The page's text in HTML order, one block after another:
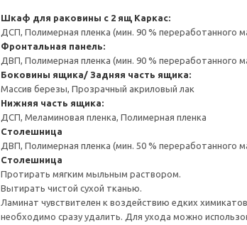
Шкаф для раковины с 2 ящ Каркас:
ДСП, Полимерная пленка (мин. 90 % переработанного
Фронтальная панель:
ДВП, Полимерная пленка (мин. 90 % переработанного
Боковины ящика/ Задняя часть ящика:
Массив березы, Прозрачный акриловый лак
Нижняя часть ящика:
ДСП, Меламиновая пленка, Полимерная пленка
Столешница
ДВП, Полимерная пленка (мин. 50 % переработанного
Столешница
Протирать мягким мыльным раствором.
Вытирать чистой сухой тканью.
Ламинат чувствителен к воздействию едких
необходимо сразу удалить. Для ухода можно